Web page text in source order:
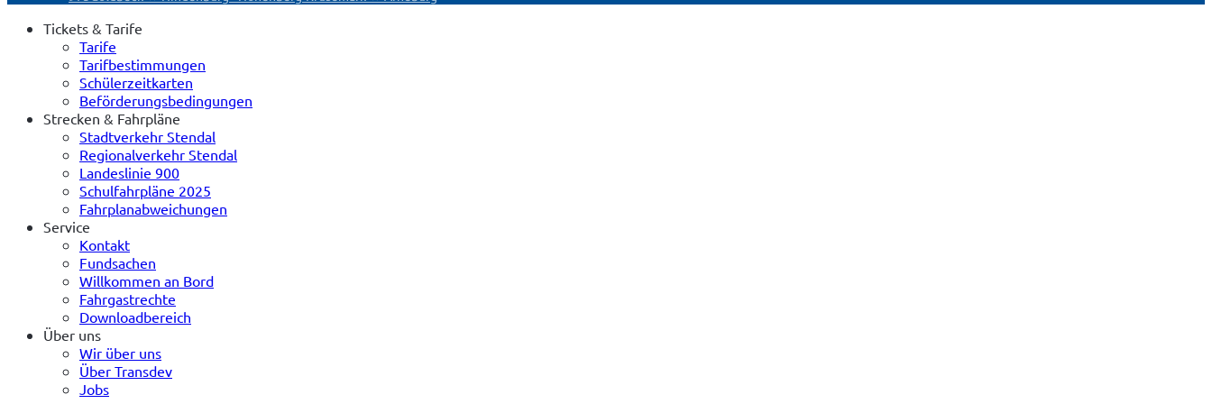
Tickets & Tarife
Tarife
Tarifbestimmungen
Schülerzeitkarten
Beförderungsbedingungen
Strecken & Fahrpläne
Stadtverkehr Stendal
Regionalverkehr Stendal
Landeslinie 900
Schulfahrpläne 2025
Fahrplanabweichungen
Service
Kontakt
Fundsachen
Willkommen an Bord
Fahrgastrechte
Downloadbereich
Über uns
Wir über uns
Über Transdev
Jobs